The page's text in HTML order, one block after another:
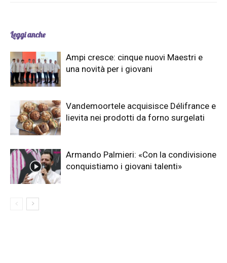
Leggi anche
Ampi cresce: cinque nuovi Maestri e
una novità per i giovani
Vandemoortele acquisisce Délifrance e
lievita nei prodotti da forno surgelati
Armando Palmieri: «Con la condivisione
conquistiamo i giovani talenti»